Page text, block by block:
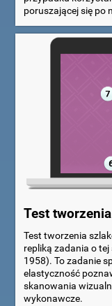
poruszającej się po
Test
Test tworzenia
repliką zadania o
1958). To zadanie
elastyczność
skanowania
wykonawcze.